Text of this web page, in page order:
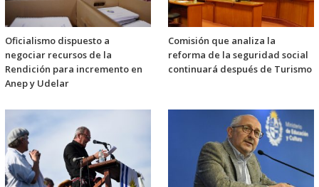
Oficialismo dispuesto a
negociar recursos de la
Rendición para incremento en
Anep y Udelar
Comisión que analiza la
reforma de la seguridad social
continuará después de Turismo